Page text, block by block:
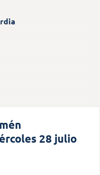
28 julio